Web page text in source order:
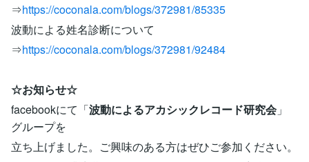
⇒https://coconala.com/blogs/372981/85335
波動による姓名診断について
⇒https://coconala.com/blogs/372981/92484
☆お知らせ☆
facebookにて「波動によるアカシックレコード研究会 」
グループを
立ち上げました。ご興味のある方はぜひご参加ください。